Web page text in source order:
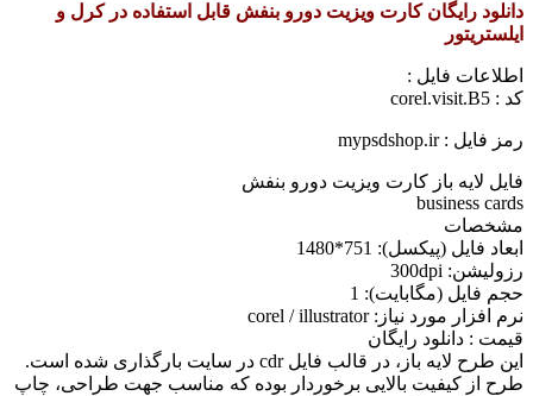
دانلود رایگان کارت ویزیت دورو بنفش قابل استفاده در کرل و
ایلستریتور
اطلاعات فايل :
کد : corel.visit.B5
رمز فایل : mypsdshop.ir
فایل لایه باز کارت ویزیت دورو بنفش
business cards
مشخصات
ابعاد فايل (پيکسل): 751*1480
رزوليشن: 300dpi
حجم فايل (مگابايت): 1
نرم افزار مورد نياز: corel / illustrator
قيمت : دانلود رایگان
اين طرح لايه باز، در قالب فايل cdr در سايت بارگذاری شده است.
طرح از کيفيت بالايی برخوردار بوده که مناسب جهت طراحی، چاپ